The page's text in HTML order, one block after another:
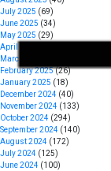
Sulut Online
Torang pe berita
July 2025 (69)
June 2025 (34)
May 2025 (29)
April 2025
March 2025
February 2025(26)
January 2025 (18)
December 2024 (40)
November 2024 (133)
October 2024 (294)
September 2024 (140)
August 2024 (172)
July 2024 (125)
June 2024 (100)